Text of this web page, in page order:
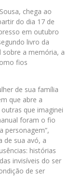
chega ao
do dia 17 de
em outubro
livro da
sobre a memória, a
fios
de sua família
que abre a
que imaginei
foram o fio
personagem”,
de sua avó, a
histórias
invisíveis do ser
de ser